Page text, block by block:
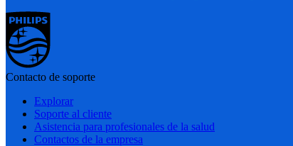
Contacto de soporte
Explorar
Soporte al cliente
Asistencia para profesionales de la salud
Contactos de la empresa